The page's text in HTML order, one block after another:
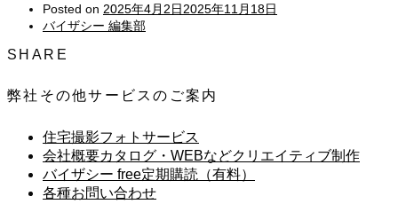
Posted on 2025年4月2日2025年11月18日
バイザシー 編集部
SHARE
弊社その他サービスのご案内
住宅撮影フォトサービス
会社概要カタログ・WEBなどクリエイティブ制作
バイザシー free定期購読（有料）
各種お問い合わせ